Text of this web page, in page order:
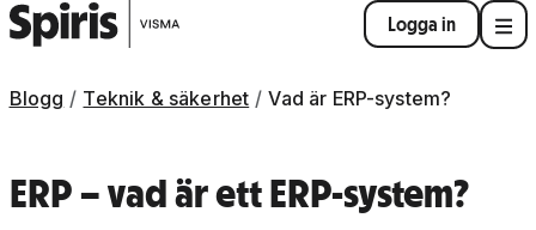
Logga in
Blogg Teknik & säkerhet Vad är ERP-system?
ERP – vad är ett ERP-system?